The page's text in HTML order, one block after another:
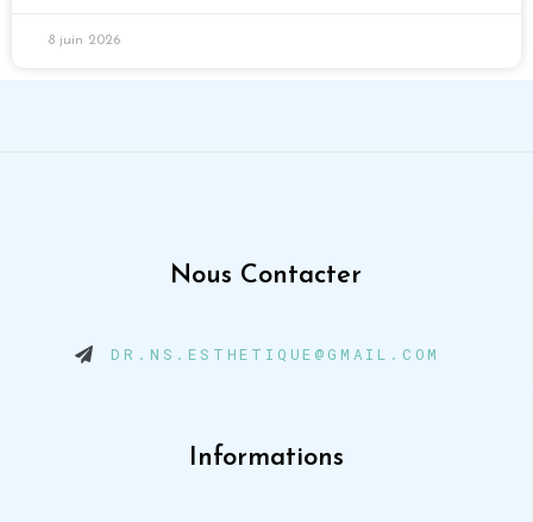
8 juin 2026
Nous Contacter
DR.NS.ESTHETIQUE@GMAIL.COM
Informations